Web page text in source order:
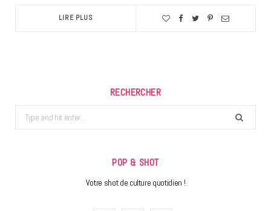
LIRE PLUS
RECHERCHER
Search
for:
POP & SHOT
Votre shot de culture quotidien !